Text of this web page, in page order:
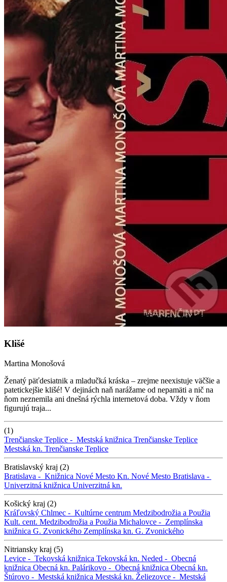
Klišé
Martina Monošová
Ženatý päťdesiatnik a mladučká kráska – zrejme neexistuje väčšie a
patetickejšie klišé! V dejinách naň narážame od nepamäti a nič na
ňom neznemila ani dnešná rýchla internetová doba. Vždy v ňom
figurujú traja...
(1)
Trenčianske Teplice - Mestská knižnica Trenčianske Teplice
Mestská kn. Trenčianske Teplice
Bratislavský kraj (2)
Bratislava - Knižnica Nové Mesto Kn. Nové Mesto Bratislava -
Univerzitná knižnica Univerzitná kn.
Košický kraj (2)
Kráľovský Chlmec - Kultúrne centrum Medzibodrožia a Použia
Kult. cent. Medzibodrožia a Použia Michalovce - Zemplínska
knižnica G. Zvonického Zemplínska kn. G. Zvonického
Nitriansky kraj (5)
Levice - Tekovská knižnica Tekovská kn. Neded - Obecná
knižnica Obecná kn. Palárikovo - Obecná knižnica Obecná kn.
Štúrovo - Mestská knižnica Mestská kn. Želiezovce - Mestská